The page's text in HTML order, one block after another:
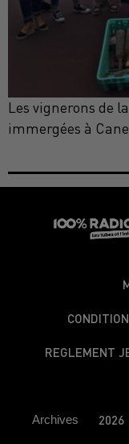
Les vignerons de
immergées à
REGLEMENT
Archives 2026